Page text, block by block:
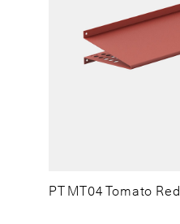
PT MT04 Tomato Red